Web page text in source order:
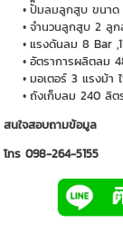
ปั๊มลมลูกสูบ ขนาด
จำนวนลูกสูบ 2 ลู
แรงดันลม 8 Bar
อัตราการผลิตลม
มอเตอร์ 3 แรงม้า
ถังเก็บลม 240 ลิต
สนใจสอบถามข้อมูล
โทร 098-264-5155